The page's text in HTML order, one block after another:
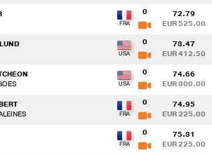
0 72.79
EUR 525.00
0 73.47
EUR 412.50
0 74.66
EUR 300.00
0 74.95
EUR 225.00
0 75.31
EUR 225.00